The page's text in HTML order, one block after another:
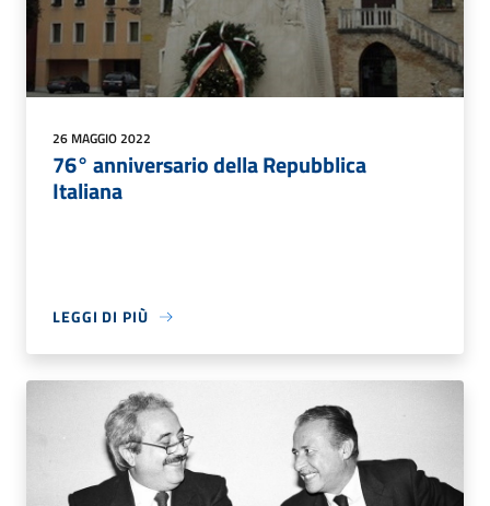
26 MAGGIO 2022
76° anniversario della Repubblica
Italiana
LEGGI DI PIÙ